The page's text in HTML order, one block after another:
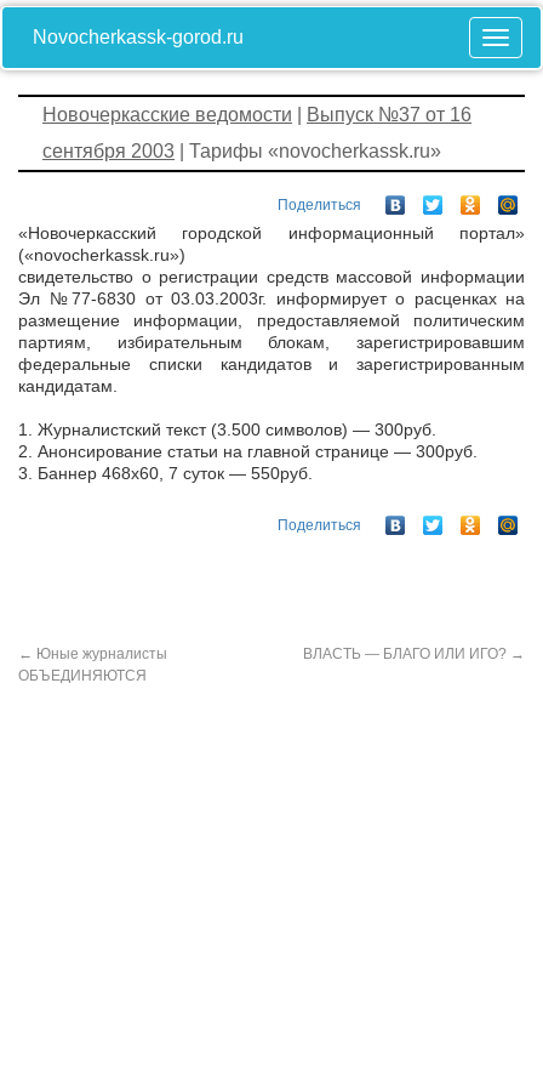
Novocherkassk-gorod.ru
Новочеркасские ведомости
Выпуск №37 от 16
сентября 2003 | Тарифы «novocherkassk.ru»
Поделиться
«Новочеркасский городской информационный портал»
(«novocherkassk.ru»)
свидетельство о регистрации средств массовой информации
Эл №77-6830 от 03.03.2003г. информирует о расценках на
размещение информации, предоставляемой политическим
партиям, избирательным блокам, зарегистрировавшим
федеральные списки кандидатов и зарегистрированным
кандидатам.
1. Журналистский текст (3.500 символов) — 300руб.
2. Анонсирование статьи на главной странице — 300руб.
3. Баннер 468х60, 7 суток — 550руб.
Поделиться
← Юные журналисты
ОБЪЕДИНЯЮТСЯ
ВЛАСТЬ — БЛАГО ИЛИ ИГО? →